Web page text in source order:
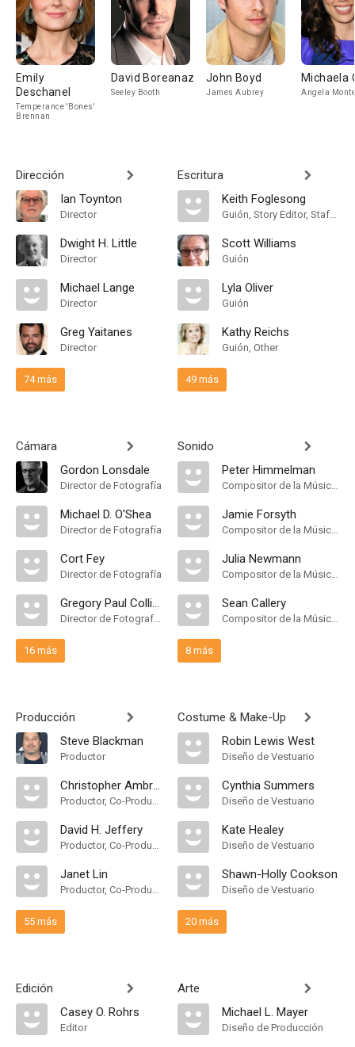
Emily
Deschanel
Temperance 'Bones'
Brennan
David Boreanaz
Seeley Booth
John Boyd
James Aubrey
Michaela
Angela
Dirección
Ian Toynton
Director
Dwight H. Little
Director
Michael Lange
Director
Greg Yaitanes
Director
74 más
Cámara
Gordon Lonsdale
Director de Fotografía
Michael D. O'Shea
Director de Fotografía
Cort Fey
Director de Fotografía
Gregory Paul Collier
Director de Fotografía, Second Unit Director of Photography, "A" Camera Operator
16 más
Producción
Steve Blackman
Productor
Christopher Ambrose
Productor, Co-Productor
David H. Jeffery
Productor, Co-Productor, Productor Asociado
Janet Lin
Productor, Co-Productor
55 más
Edición
Casey O. Rohrs
Editor
Escritura
Keith Foglesong
Guión, Story Editor, Staff Writer, Executive Story Editor
Scott Williams
Guión
Lyla Oliver
Guión
Kathy Reichs
Guión, Other
49 más
Sonido
Peter Himmelman
Compositor de la Música Original
Jamie Forsyth
Compositor de la Música Original
Julia Newmann
Compositor de la Música Original
Sean Callery
Compositor de la Música Original
8 más
Costume & Make-Up
Robin Lewis West
Diseño de Vestuario
Cynthia Summers
Diseño de Vestuario
Kate Healey
Diseño de Vestuario
Shawn-Holly Cookson
Diseño de Vestuario
20 más
Arte
Michael L. Mayer
Diseño de Producción